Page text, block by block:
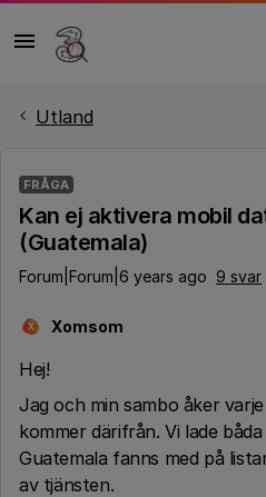
Utland
FRÅGA
Kan ej aktivera mobil
(Guatemala)
Forum|Forum|6 years ago 9 svar
X Xomsom
Hej!
Jag och min sambo åker
kommer därifrån. Vi lade
Guatemala fanns med på
av tjänsten.